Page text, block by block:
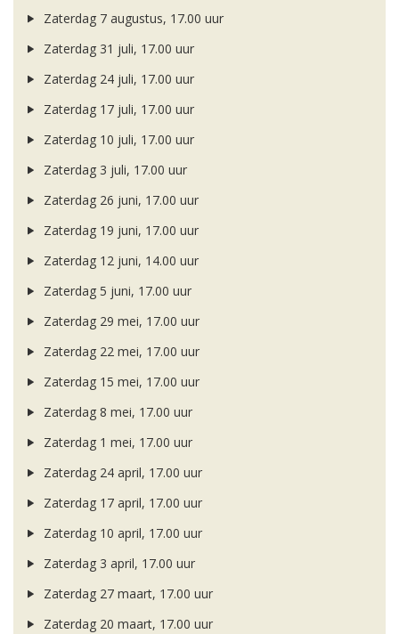
Zaterdag 7 augustus, 17.00 uur
Zaterdag 31 juli, 17.00 uur
Zaterdag 24 juli, 17.00 uur
Zaterdag 17 juli, 17.00 uur
Zaterdag 10 juli, 17.00 uur
Zaterdag 3 juli, 17.00 uur
Zaterdag 26 juni, 17.00 uur
Zaterdag 19 juni, 17.00 uur
Zaterdag 12 juni, 14.00 uur
Zaterdag 5 juni, 17.00 uur
Zaterdag 29 mei, 17.00 uur
Zaterdag 22 mei, 17.00 uur
Zaterdag 15 mei, 17.00 uur
Zaterdag 8 mei, 17.00 uur
Zaterdag 1 mei, 17.00 uur
Zaterdag 24 april, 17.00 uur
Zaterdag 17 april, 17.00 uur
Zaterdag 10 april, 17.00 uur
Zaterdag 3 april, 17.00 uur
Zaterdag 27 maart, 17.00 uur
Zaterdag 20 maart, 17.00 uur